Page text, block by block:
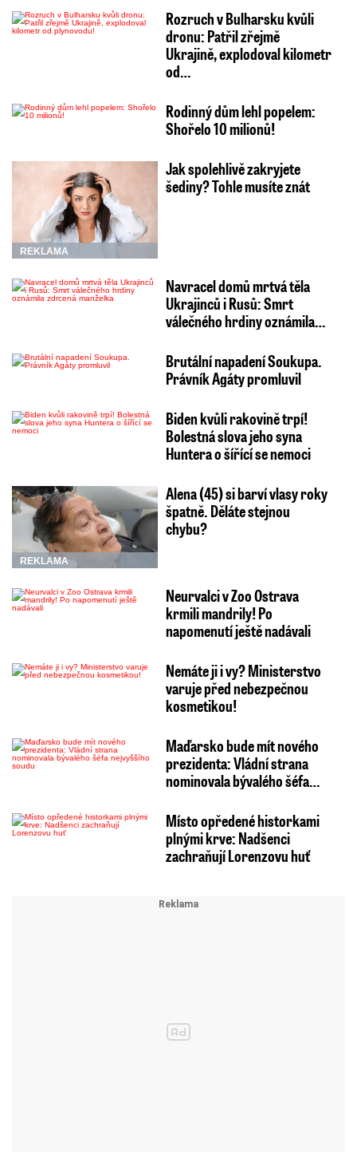
Rozruch v Bulharsku kvůli
dronu: Patřil zřejmě
Ukrajině, explodoval kilometr
od…
Rodinný dům lehl popelem:
Shořelo 10 milionů!
REKLAMA
Jak spolehlivě zakryjete
šediny? Tohle musíte znát
Navracel domů mrtvá těla
Ukrajinců i Rusů: Smrt
válečného hrdiny oznámila…
Brutální napadení Soukupa.
Právník Agáty promluvil
Biden kvůli rakovině trpí!
Bolestná slova jeho syna
Huntera o šířící se nemoci
REKLAMA
Alena (45) si barví vlasy roky
špatně. Děláte stejnou
chybu?
Neurvalci v Zoo Ostrava
krmili mandrily! Po
napomenutí ještě nadávali
Nemáte ji i vy? Ministerstvo
varuje před nebezpečnou
kosmetikou!
Maďarsko bude mít nového
prezidenta: Vládní strana
nominovala bývalého šéfa…
Místo opředené historkami
plnými krve: Nadšenci
zachraňují Lorenzovu huť